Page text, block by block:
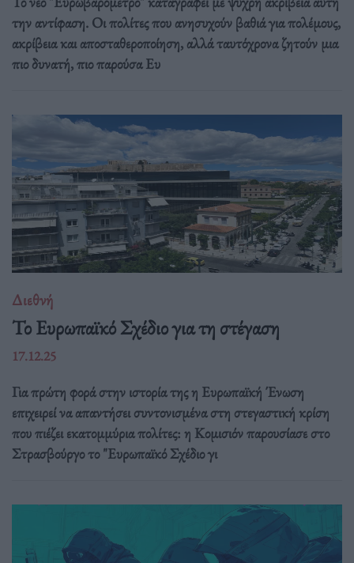
την αντίφαση. Oι πολίτες που ανησυχούν βαθιά για πολέμους,
ακρίβεια και αποσταθεροποίηση, αλλά ταυτόχρονα ζητούν μια
πιο δυνατή, πιο παρούσα Ευ
Διεθνή
Το Ευρωπαϊκό Σχέδιο για τη στέγαση
17.12.25
Για πρώτη φορά στην ιστορία της η Ευρωπαϊκή Ένωση
επιχειρεί να απαντήσει συντονισμένα στη στεγαστική κρίση
που πιέζει εκατομμύρια πολίτες: η Κομισιόν παρουσίασε στο
Στρασβούργο το "Ευρωπαϊκό Σχέδιο γι